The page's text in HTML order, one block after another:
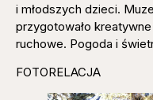
i młodszych dzieci.
przygotowało
ruchowe. Pogoda i
FOTORELACJA